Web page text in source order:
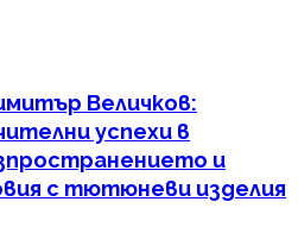
Величков:
успехи в
и
с тютюневи изделия